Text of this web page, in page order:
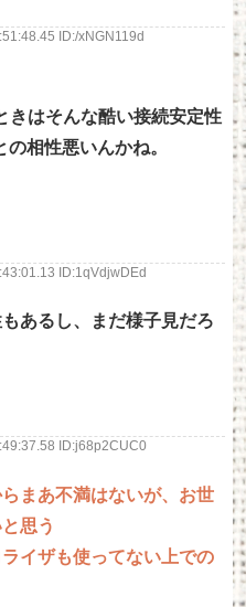
ID:/xNGN119d
きはそんな酷い接続安定性
相性悪いんかね。
ID:1qVdjwDEd
あるし、まだ様子見だろ
ID:j68p2CUC0
まあ不満はないが、お世
思う
イザも使ってない上での